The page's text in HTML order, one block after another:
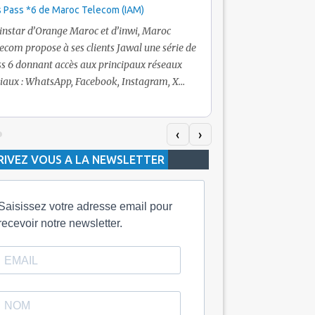
Pass *6 de Maroc Telecom (IAM)
d’Orange Maroc et d’inwi, Maroc
propose à ses clients Jawal une série de
6 donnant accès aux principaux réseaux
: WhatsApp, Facebook, Instagram, X
inclut 100 Mo, le Pass 10 Dh offre 400 Mo,
que les formules à 20 Dh et 30 Dh
respectivement 1 Go et 2 Go. Les
de validité sont de 3 jours pour
‹ ›
VOUS A LA NEWSLETTER
votre adresse email pour
notre newsletter.